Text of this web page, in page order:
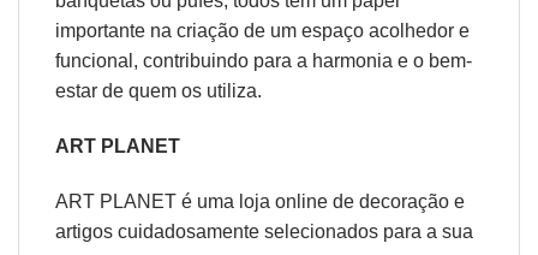
importante na criação de um espaço acolhedor e
funcional, contribuindo para a harmonia e o bem-
estar de quem os utiliza.
ART PLANET
ART PLANET é uma loja online de decoração e
artigos cuidadosamente selecionados para a sua